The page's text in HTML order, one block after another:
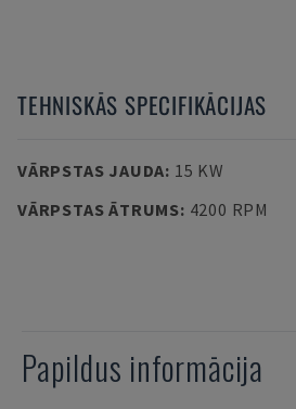
TEHNISKĀS SPECIFIKĀCIJAS
VĀRPSTAS JAUDA: 15 KW
VĀRPSTAS ĀTRUMS: 4200 RPM
Papildus informācija